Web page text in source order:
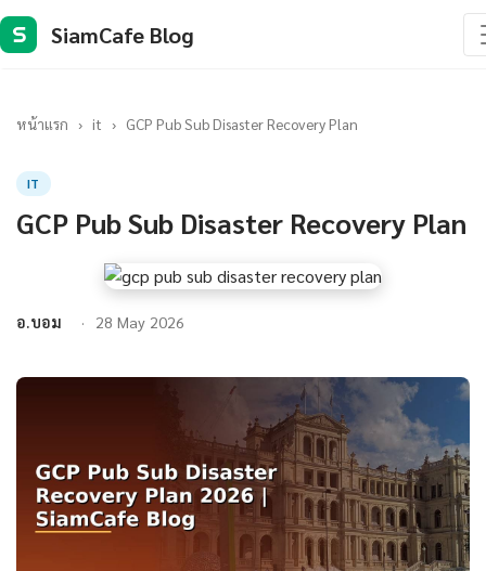
S SiamCafe Blog
หน้าแรก › it › GCP Pub Sub Disaster Recovery Plan
IT
GCP Pub Sub Disaster Recovery Plan
อ.บอม 28 May 2026